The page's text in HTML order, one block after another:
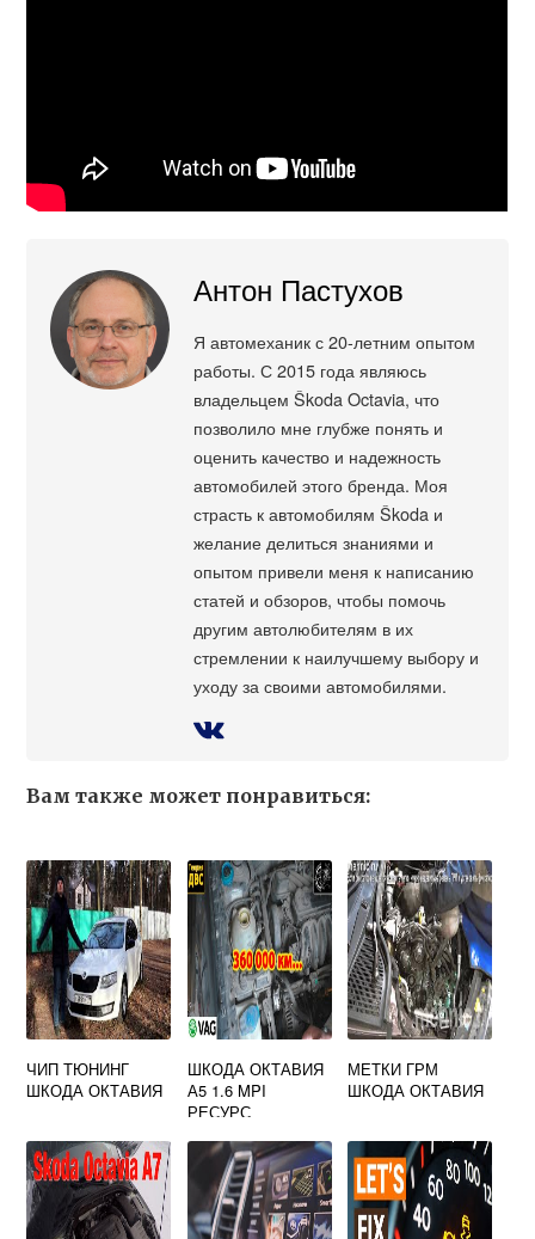
Антон Пастухов
Я автомеханик с 20-летним опытом
работы. С 2015 года являюсь
владельцем Škoda Octavia, что
позволило мне глубже понять и
оценить качество и надежность
автомобилей этого бренда. Моя
страсть к автомобилям Škoda и
желание делиться знаниями и
опытом привели меня к написанию
статей и обзоров, чтобы помочь
другим автолюбителям в их
стремлении к наилучшему выбору и
уходу за своими автомобилями.
Вам также может понравиться:
ЧИП ТЮНИНГ
ШКОДА ОКТАВИЯ
ШКОДА ОКТАВИЯ
А5 1.6 MPI
РЕСУРС
МЕТКИ ГРМ
ШКОДА ОКТАВИЯ